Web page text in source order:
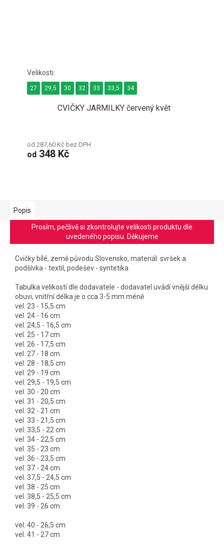
CVIČKY JARMILKY červený květ
od 287,60 Kč bez DPH
od 348 Kč
27 29,5 30 32 33 33,5 34
Popis
Prosím, pečlivě si zkontrolujte velikosti produktu dle
uvedeného popisu. Děkujeme
Cvičky bílé, země původu Slovensko, materiál: svršek a
podšívka - textil, podešev - syntetika
Tabulka velikostí dle dodavatele - dodavatel uvádí vnější délku
obuvi, vnitřní délka je o cca 3-5 mm méně
vel. 23 - 15,5 cm
vel. 24 - 16 cm
vel. 24,5 - 16,5 cm
vel. 25 - 17 cm
vel. 26 - 17,5 cm
vel. 27 - 18 cm
vel. 28 - 18,5 cm
vel. 29 - 19 cm
vel. 29,5 - 19,5 cm
vel. 30 - 20 cm
vel. 31 - 20,5 cm
vel. 32 - 21 cm
vel. 33 - 21,5 cm
vel. 33,5 - 22 cm
vel. 34 - 22,5 cm
vel. 35 - 23 cm
vel. 36 - 23,5 cm
vel. 37 - 24 cm
vel. 37,5 - 24,5 cm
vel. 38 - 25 cm
vel. 38,5 - 25,5 cm
vel. 39 - 26 cm
vel. 40 - 26,5 cm
vel. 41 - 27 cm